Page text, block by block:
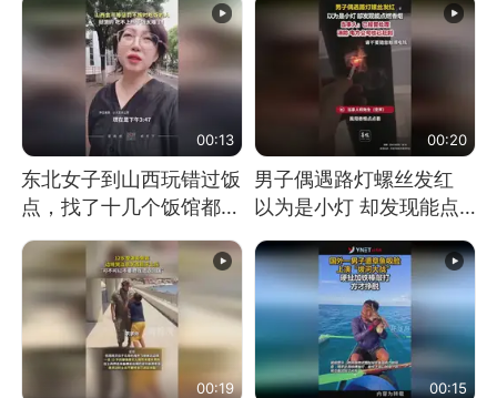
消息）
00:13
东北女子到山西玩错过饭
点，找了十几个饭馆都没
开门：午休到几点
00:20
男子偶遇路灯螺丝发红
以为是小灯 却发现能点
燃香烟 当事人：已报警
处理
00:19 00:15